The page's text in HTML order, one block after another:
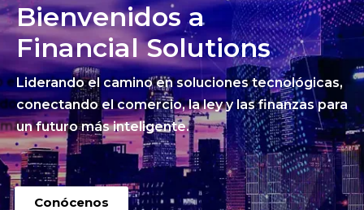
Bienvenidos a
Financial Solutions
Liderando el camino en soluciones tecnológicas,
conectando el comercio, la ley y las finanzas para
un futuro más inteligente.
Conócenos